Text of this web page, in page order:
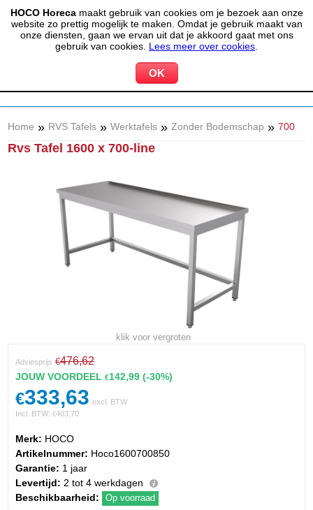
HOCO Horecamaakt gebruik van cookies om je bezoek aan onze
website zo prettig mogelijk te maken. Omdat je gebruik maakt van
onze diensten, gaan we ervan uit dat je akkoord gaat met ons
gebruik van cookies. Lees meer over cookies
(020) 497 6325 info@hocohoreca.nl
MIJN ACCOUNT 0 WINKELWAGEN
Home » RVS Tafels » Werktafels » Zonder Bodemschap » 700
Rvs Tafel 1600 x 700-line
klik voor vergroten
Adviesprijs €476,62
JOUW VOORDEEL€142,99 (-30%)
€333,63 excl. BTW
Incl. BTW:€403,70
Merk: HOCO
Artikelnummer: Hoco1600700850
Garantie: 1 jaar
Levertijd: 2 tot 4 werkdagen
Beschikbaarheid:
Op voorraad